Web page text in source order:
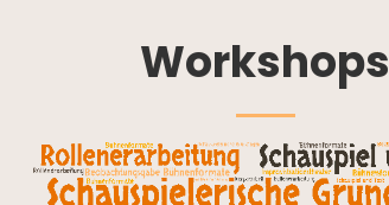
Workshops